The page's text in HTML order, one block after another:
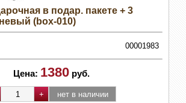
в подар. пакете + 3
(box-010)
00001983
Цена: 1380 руб.